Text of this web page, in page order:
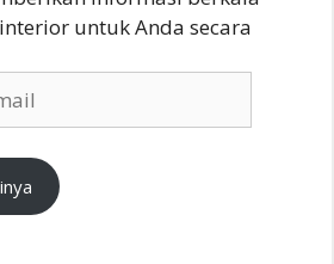
untuk Anda secara